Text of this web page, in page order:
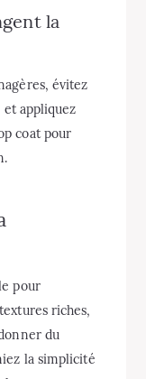
la
évitez
et appliquez
coat pour
pour
riches,
du
la simplicité